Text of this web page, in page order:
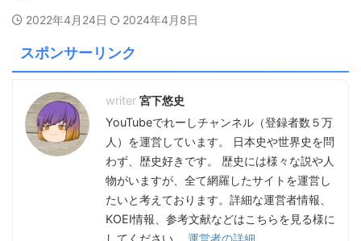
2022年4月24日 2024年4月8日
スポンサーリンク
宮下悠史
YouTubeでれーしチャンネル（登録者数５万
人）を運営しています。 日本史や世界史を問
わず、歴史好きです。 歴史には様々な説や人
物がいますが、全て網羅したサイトを運営し
たいと考えております。詳細な運営者情報、
KOEI情報、参考文献などはこちらを見る様に
してください。 運営者の詳細